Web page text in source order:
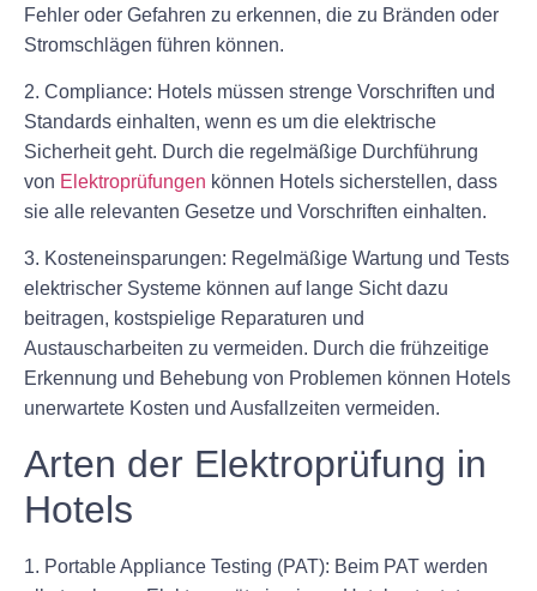
Fehler oder Gefahren zu erkennen, die zu Bränden oder
Stromschlägen führen können.
2. Compliance: Hotels müssen strenge Vorschriften und
Standards einhalten, wenn es um die elektrische
Sicherheit geht. Durch die regelmäßige Durchführung
von Elektroprüfungen können Hotels sicherstellen, dass
sie alle relevanten Gesetze und Vorschriften einhalten.
3. Kosteneinsparungen: Regelmäßige Wartung und Tests
elektrischer Systeme können auf lange Sicht dazu
beitragen, kostspielige Reparaturen und
Austauscharbeiten zu vermeiden. Durch die frühzeitige
Erkennung und Behebung von Problemen können Hotels
unerwartete Kosten und Ausfallzeiten vermeiden.
Arten der Elektroprüfung in
Hotels
1. Portable Appliance Testing (PAT): Beim PAT werden